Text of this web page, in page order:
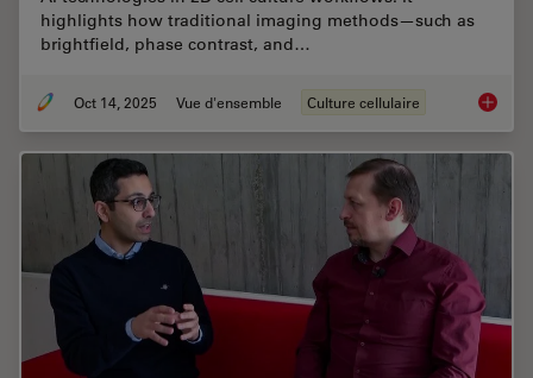
highlights how traditional imaging methods—such as
brightfield, phase contrast, and…
Oct 14, 2025 Vue d'ensemble Culture cellulaire